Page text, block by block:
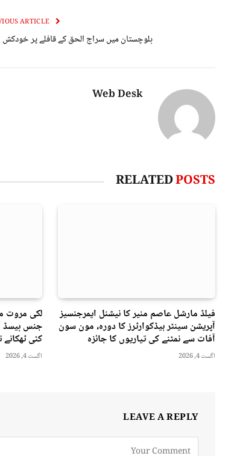
بلوچستان میں سراج الحق کے قافلے پر خودکش
Web Desk
RELATEDPOSTS
فیلڈ مارشل عاصم منیر کا نیشنل ایمرجنسیز
آپریشن سینٹر ہیڈکوارٹرز کا دورہ، مون سون
آفات سے نمٹنے کی تیاریوں کا جائزہ
اگست 4, 2026
لکی مروت
جنس بیسڈ
کئی ٹھکانے
اگست 4, 2026
LEAVE A REPLY